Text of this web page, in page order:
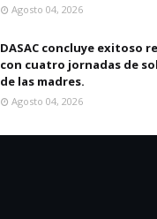
Agosto 04, 2026
DASAC concluye exitoso
con cuatro jornadas de
de las madres.
Agosto 04, 2026